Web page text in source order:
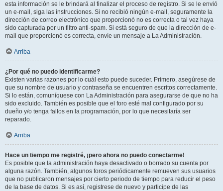
esta información se le brindará al finalizar el proceso de registro. Si se le envió
un e-mail, siga las instrucciones. Si no recibió ningún e-mail, seguramente la
dirección de correo electrónico que proporcionó no es correcta o tal vez haya
sido capturada por un filtro anti-spam. Si está seguro de que la dirección de e-
mail que proporcionó es correcta, envíe un mensaje a La Administración.
Arriba
¿Por qué no puedo identificarme?
Existen varias razones por lo cuál esto puede suceder. Primero, asegúrese de
que su nombre de usuario y contraseña se encuentren escritos correctamente.
Si lo están, comuníquese con La Administración para asegurarse de que no ha
sido excluido. También es posible que el foro esté mal configurado por su
dueño y/o tenga fallos en la programación, por lo que necesitaría ser
reparado.
Arriba
Hace un tiempo me registré, ¡pero ahora no puedo conectarme!
Es posible que la administración haya desactivado o borrado su cuenta por
alguna razón. También, algunos foros periódicamente remueven sus usuarios
que no publicaron mensajes por cierto periodo de tiempo para reducir el peso
de la base de datos. Si es así, registrese de nuevo y participe de las